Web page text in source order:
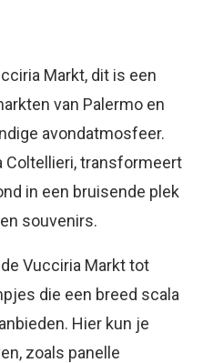
Markt, dit is een
van Palermo en
avondatmosfeer.
Coltellieri, transformeert
in een bruisende plek
souvenirs.
Vucciria Markt tot
die een breed scala
Hier kun je
zoals panelle